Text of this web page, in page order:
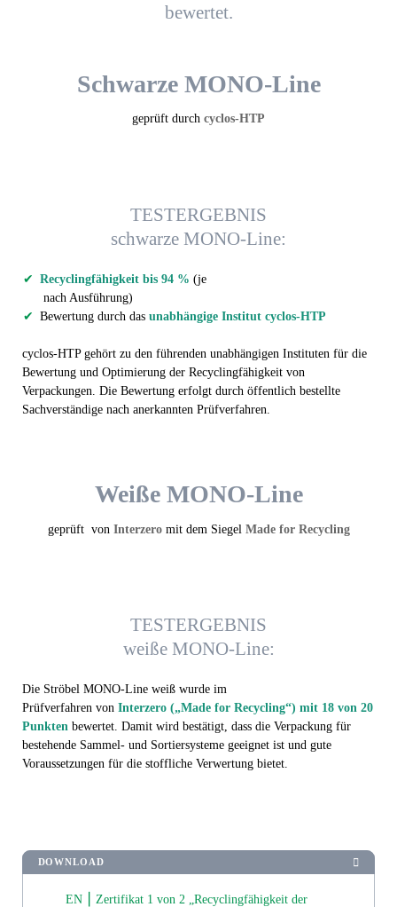
bewertet.
Schwarze MONO-Line
geprüft durch cyclos-HTP
TESTERGEBNIS
schwarze MONO-Line:
Recyclingfähigkeit bis 94 %(je
nach Ausführung)
Bewertung durch dasunabhängige Institut cyclos-HTP
cyclos-HTP gehört zu den führenden unabhängigen Instituten für die
Bewertung und Optimierung der Recyclingfähigkeit von
Verpackungen. Die Bewertung erfolgt durch öffentlich bestellte
Sachverständige nach anerkannten Prüfverfahren.
Weiße MONO-Line
geprüft von Interzeromit dem Siegel Made for Recycling
TESTERGEBNIS
weiße MONO-Line:
Die Ströbel MONO-Line weiß wurde im
Prüfverfahren von Interzero („Made for Recycling“) mit 18 von 20
Punkten bewertet. Damit wird bestätigt, dass die Verpackung für
bestehende Sammel- und Sortiersysteme geeignet ist und gute
Voraussetzungen für die stoffliche Verwertung bietet.
DOWNLOAD
EN ⎮ Zertifikat 1 von 2 „Recyclingfähigkeit der